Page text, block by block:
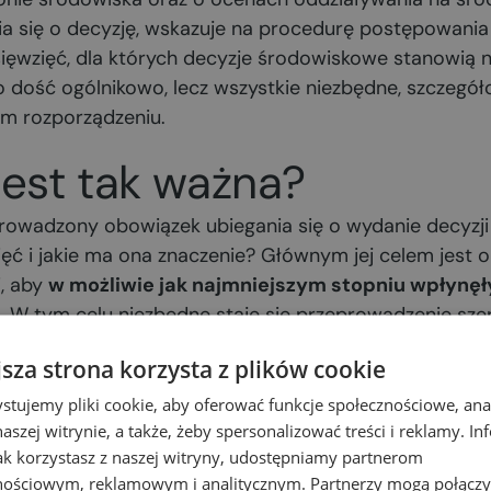
się o decyzję, wskazuje na procedurę
dla których decyzje środowiskowe stanowią
ogólnikowo, lecz wszystkie niezbędne,
rozporządzeniu.
tak ważna?
obowiązek ubiegania się o wydanie
i jakie ma ona znaczenie? Głównym jej celem jest
aby w możliwie jak najmniejszym stopniu
. W tym celu niezbędne staje się przeprowadzenie
na środowisko. Ważne jest wskazanie
do przyjęcia jak najlepszych praktyk w tej materii.
nie stanowi jedynie biernego
stopnia określa jej kształt.
strona korzysta z plików cookie
pliki cookie, aby oferować funkcje społecznościowe,
witrynie, a także, żeby spersonalizować treści i reklamy.
korzystasz z naszej witryny, udostępniamy partnerom
reklamowym i analitycznym. Partnerzy mogą